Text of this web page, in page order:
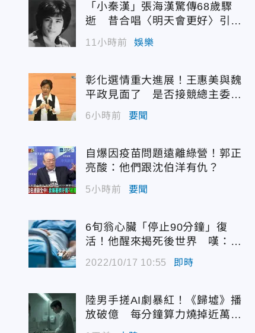
「小秦漢」張海漢驚傳68歲驟
逝 昔合唱〈明天會更好〉引追
11小時前 娛樂
彰化選情重大進展！王惠美與魏
平政見面了 是否接競總主委態
度曝光
6小時前 要聞
自爆因疫苗問題遠離綠營！郭正
亮酸：他們跟沈伯洋有仇？
5小時前 要聞
6旬翁心臟「停止90分鐘」復
活！他醒來揭死後世界 嘆：很
2022/10/17 10:55 即時
陸男手搓AI劇暴紅！《歸墟》播
放破億 每分鐘算力燒掉近萬台